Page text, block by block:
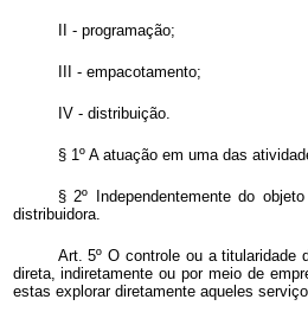
II - programação;
III - empacotamento;
IV - distribuição.
§ 1º A atuação em uma das
§ 2º Independentemente do
distribuidora.
Art. 5º O controle ou a titularidade
direta, indiretamente ou por meio de
estas explorar diretamente aqueles